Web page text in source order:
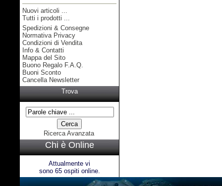
Nuovi articoli ...
Tutti i prodotti ...
Informazioni
Spedizioni & Consegne
Normativa Privacy
Condizioni di Vendita
Info & Contatti
Mappa del Sito
Buono Regalo F.A.Q.
Buoni Sconto
Cancella Newsletter
Trova
Ricerca Avanzata
Chi è Online
Attualmente vi
sono 65 ospiti online.